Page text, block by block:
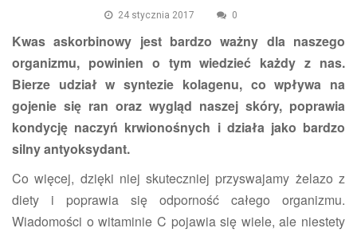
24 stycznia 2017 0
Kwas askorbinowy jest bardzo ważny dla naszego
organizmu, powinien o tym wiedzieć każdy z nas.
Bierze udział w syntezie kolagenu, co wpływa na
gojenie się ran oraz wygląd naszej skóry, poprawia
kondycję naczyń krwionośnych i działa jako bardzo
silny antyoksydant.
Co więcej, dzięki niej skuteczniej przyswajamy żelazo z
diety i poprawia się odporność całego organizmu.
Wiadomości o witaminie C pojawia się wiele, ale niestety